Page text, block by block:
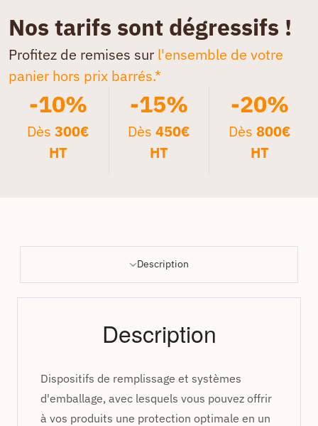
Nos tarifs sont dégressifs !
Profitez de remises sur l'ensemble de votre
panier hors prix barrés.*
-10%
Dès300€
HT
-15%
Dès 450€
HT
-20%
Dès 800€
HT
Description
Description
Dispositifs de remplissage et systèmes
d'emballage, avec lesquels vous pouvez offrir
à vos produits une protection optimale en un